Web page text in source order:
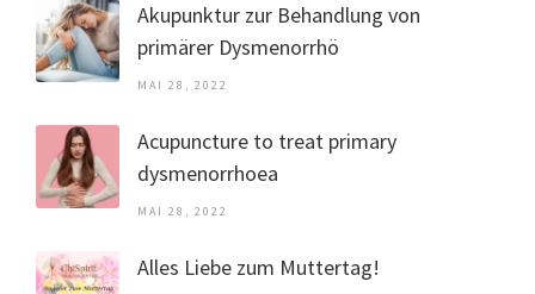
Akupunktur zur Behandlung von
primärer Dysmenorrhö
MAI 28, 2022
Acupuncture to treat primary
dysmenorrhoea
MAI 28, 2022
Alles Liebe zum Muttertag!